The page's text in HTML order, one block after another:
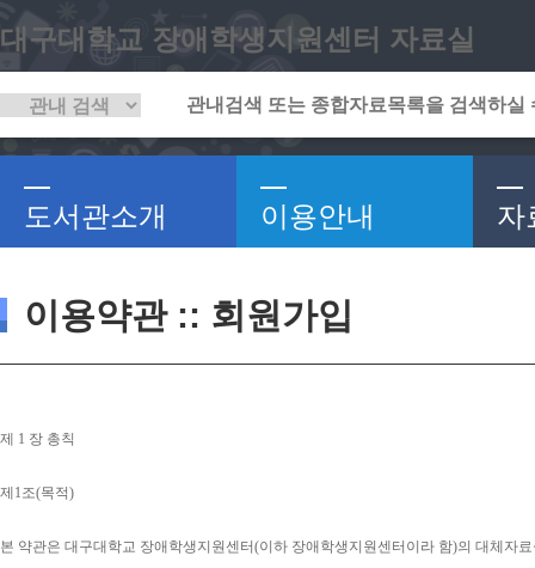
대구대학교 장애학생지원센터 자료실
도서관소개 이용안내 자
이용약관 :: 회원가입
제 1 장 총칙
제 1조(목적)
본 약관은 대구대학교 장애학생지원센터(이하 장애학생지원센터이라 함)의 대체자